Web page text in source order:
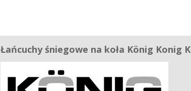
Łańcuchy śniegowe na koła König Konig